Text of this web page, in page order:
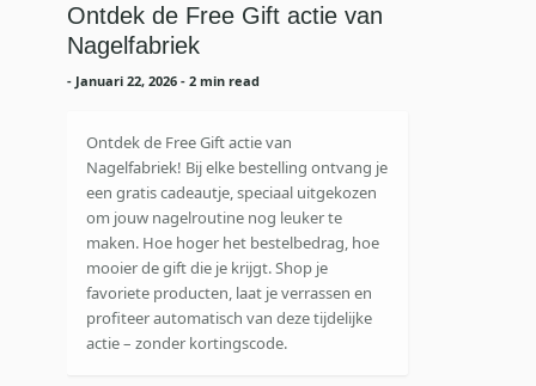
Ontdek de Free Gift actie van
Nagelfabriek
- Januari 22, 2026 - 2 min read
Ontdek de Free Gift actie van
Nagelfabriek! Bij elke bestelling ontvang je
een gratis cadeautje, speciaal uitgekozen
om jouw nagelroutine nog leuker te
maken. Hoe hoger het bestelbedrag, hoe
mooier de gift die je krijgt. Shop je
favoriete producten, laat je verrassen en
profiteer automatisch van deze tijdelijke
actie – zonder kortingscode.